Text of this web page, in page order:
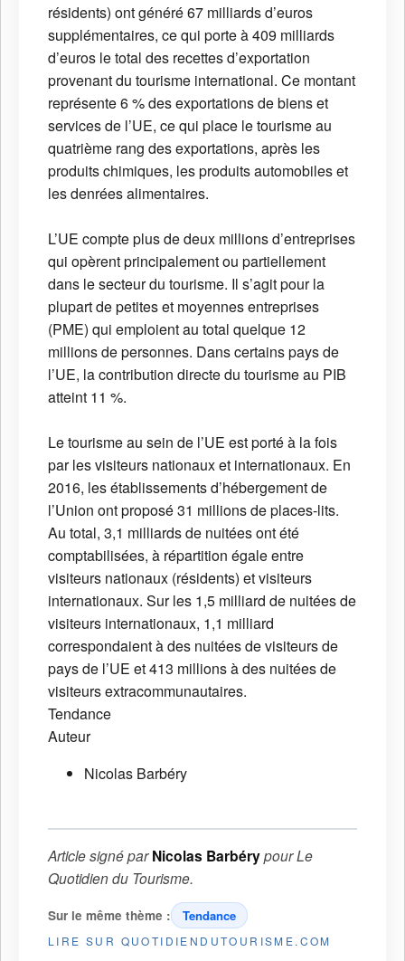
résidents) ont généré 67 milliards d’euros
supplémentaires, ce qui porte à 409 milliards
d’euros le total des recettes d’exportation
provenant du tourisme international. Ce montant
représente 6 % des exportations de biens et
services de l’UE, ce qui place le tourisme au
quatrième rang des exportations, après les
produits chimiques, les produits automobiles et
les denrées alimentaires.
L’UE compte plus de deux millions d’entreprises
qui opèrent principalement ou partiellement
dans le secteur du tourisme. Il s’agit pour la
plupart de petites et moyennes entreprises
(PME) qui emploient au total quelque 12
millions de personnes. Dans certains pays de
l’UE, la contribution directe du tourisme au PIB
atteint 11 %.
Le tourisme au sein de l’UE est porté à la fois
par les visiteurs nationaux et internationaux. En
2016, les établissements d’hébergement de
l’Union ont proposé 31 millions de places-lits.
Au total, 3,1 milliards de nuitées ont été
comptabilisées, à répartition égale entre
visiteurs nationaux (résidents) et visiteurs
internationaux. Sur les 1,5 milliard de nuitées de
visiteurs internationaux, 1,1 milliard
correspondaient à des nuitées de visiteurs de
pays de l’UE et 413 millions à des nuitées de
visiteurs extracommunautaires.
Tendance
Auteur
Nicolas Barbéry
Article signé parNicolas BarbérypourLe
Quotidien du Tourisme.
Sur le même thème : Tendance
LIRE SUR QUOTIDIENDUTOURISME.COM